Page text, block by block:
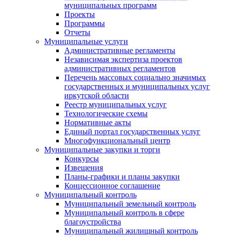
муниципальных программ
Проекты
Программы
Отчеты
Муниципальные услуги
Административные регламенты
Независимая экспертиза проектов
административных регламентов
Перечень массовых социально значимых
государственных и муниципальных услуг
иркутской области
Реестр муниципальных услуг
Технологические схемы
Нормативные акты
Единый портал государственных услуг
Многофункциональный центр
Муниципальные закупки и торги
Конкурсы
Извещения
Планы-графики и планы закупки
Концессионное соглашение
Муниципальный контроль
Муниципальный земельный контроль
Муниципальный контроль в сфере
благоустройства
Муниципальный жилищный контроль